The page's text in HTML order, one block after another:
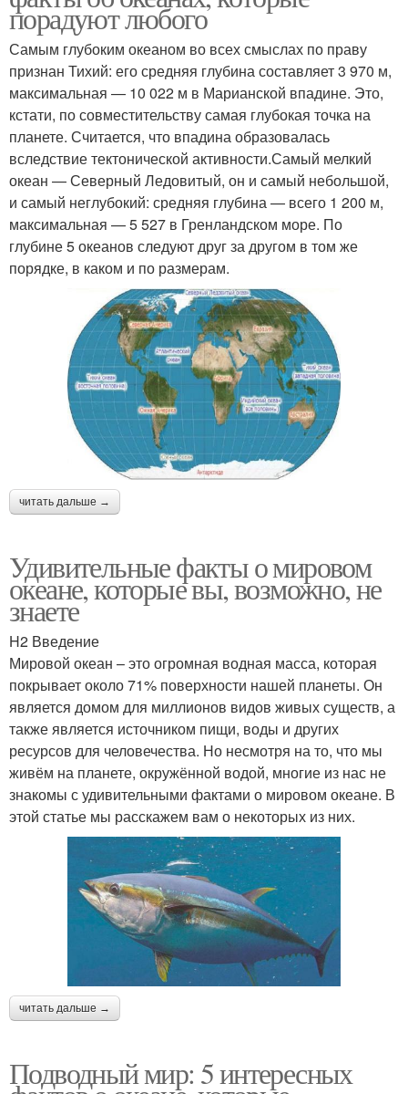
порадуют любого
Самым глубоким океаном во всех смыслах по праву
признан Тихий: его средняя глубина составляет 3 970 м,
максимальная — 10 022 м в Марианской впадине. Это,
кстати, по совместительству самая глубокая точка на
планете. Считается, что впадина образовалась
вследствие тектонической активности.Самый мелкий
океан — Северный Ледовитый, он и самый небольшой,
и самый неглубокий: средняя глубина — всего 1 200 м,
максимальная — 5 527 в Гренландском море. По
глубине 5 океанов следуют друг за другом в том же
порядке, в каком и по размерам.
читать дальше →
Удивительные факты о мировом
океане, которые вы, возможно, не
знаете
H2 Введение
Мировой океан – это огромная водная масса, которая
покрывает около 71% поверхности нашей планеты. Он
является домом для миллионов видов живых существ, а
также является источником пищи, воды и других
ресурсов для человечества. Но несмотря на то, что мы
живём на планете, окружённой водой, многие из нас не
знакомы с удивительными фактами о мировом океане. В
этой статье мы расскажем вам о некоторых из них.
читать дальше →
Подводный мир: 5 интересных